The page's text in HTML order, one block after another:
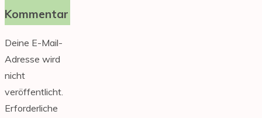
Kommentar
Deine E-Mail-
Adresse wird
nicht
veröffentlicht.
Erforderliche